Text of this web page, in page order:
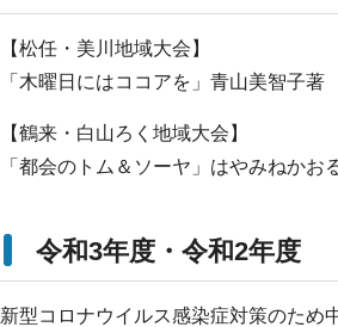
【松任・美川地域大会】
「木曜日にはココアを」青山美智子
【鶴来・白山ろく地域大会】
「都会のトム＆ソーヤ」はやみねか
令和3年度・令和2年度
新型コロナウイルス感染症対策のため